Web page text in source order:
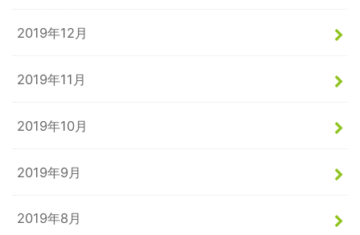
2019年12月
2019年11月
2019年10月
2019年9月
2019年8月